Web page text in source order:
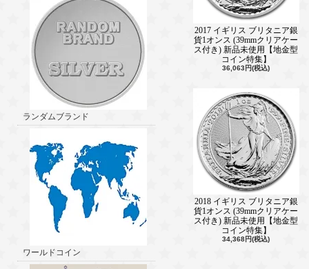
ランダムブランド
ワールドコイン
2017 イギリス ブリタニア銀
貨1オンス (39mmクリアケー
ス付き) 新品未使用【地金型
コイン特集】
36,063円(税込)
2018 イギリス ブリタニア銀
貨1オンス (39mmクリアケー
ス付き) 新品未使用【地金型
コイン特集】
34,368円(税込)